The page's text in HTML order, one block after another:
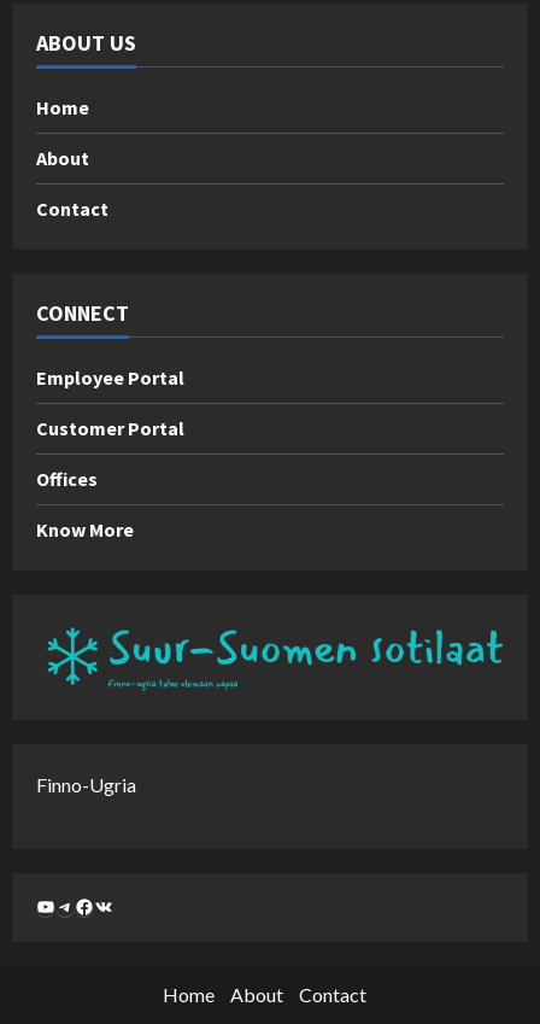
ABOUT US
Home
About
Contact
CONNECT
Employee Portal
Customer Portal
Offices
Know More
Finno-Ugria
Home About Contact